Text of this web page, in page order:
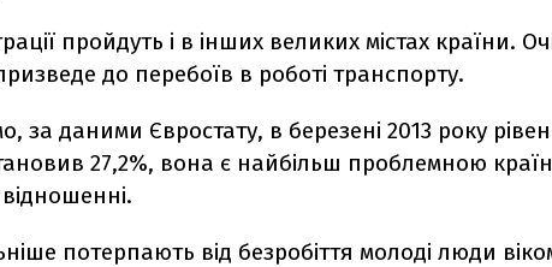
пройдуть і в інших великих містах країни.
до перебоїв в роботі транспорту.
за даними Євростату, в березені 2013 року
27,2%, вона є найбільш проблемною
потерпають від безробіття молоді люди